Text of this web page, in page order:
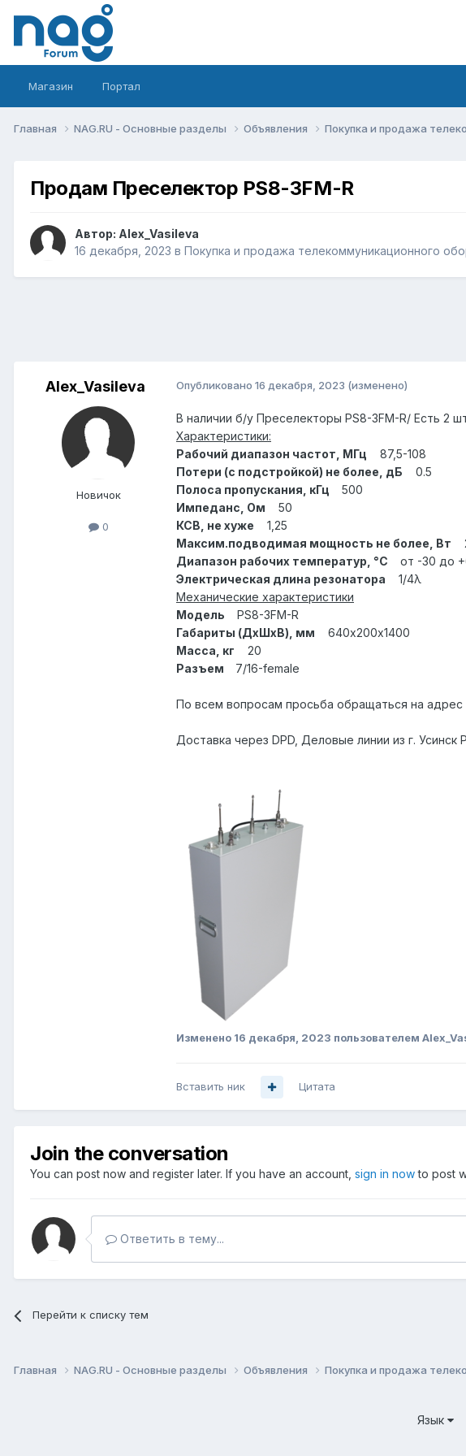
Магазин Портал
Главная NAG.RU - Основные разделы Объявления Покупка и продажа
Продам Преселектор PS8-3FM-R
Автор: Alex_Vasileva
16 декабря, 2023 в Покупка и продажа телекоммуникационного
Alex_Vasileva
Новичок
0
Опубликовано 16 декабря, 2023 (изменено)
В наличии б/у Преселекторы PS8-3FM-R/ Есть 2
Характеристики:
Рабочий диапазон частот, МГц 87,5-108
Потери (с подстройкой) не более, дБ 0.5
Полоса пропускания, кГц
500
Импеданс, Ом 50
КСВ, не хуже 1,25
Максим.подводимая мощность не более, Вт
Диапазон рабочих температур, °С
от -30 до
Электрическая длина резонатора 1/4λ
Механические характеристики
Модель
PS8-3FM-R
Габариты (ДхШхВ), мм 640х200х1400
Масса, кг 20
Разъем
7/16-female
По всем вопросам просьба обращаться на адрес
Доставка через DPD, Деловые линии из г. Усинск
Изменено 16 декабря, 2023 пользователем
Вставить ник Цитата
Join the conversation
You can post now and register later. If you have an account, sign in nowto post
Ответить в тему...
Перейти к списку тем
Главная NAG.RU - Основные разделы Объявления Покупка и продажа
Язык